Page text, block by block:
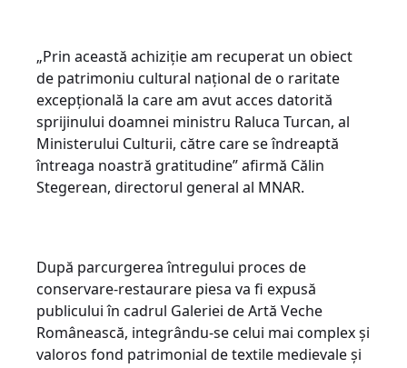
„Prin această achiziție am recuperat un obiect
de patrimoniu cultural național de o raritate
excepțională la care am avut acces datorită
sprijinului doamnei ministru Raluca Turcan, al
Ministerului Culturii, către care se îndreaptă
întreaga noastră gratitudine” afirmă Călin
Stegerean, directorul general al MNAR.
După parcurgerea întregului proces de
conservare-restaurare piesa va fi expusă
publicului în cadrul Galeriei de Artă Veche
Românească, integrându-se celui mai complex și
valoros fond patrimonial de textile medievale și